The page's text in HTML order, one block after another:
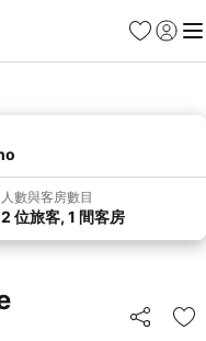
收藏夾
登入 選
人數與客房數目
2 位旅客, 1 間客房
分享 放